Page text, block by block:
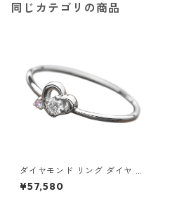
同じカテゴリの商品
ダイヤモンド リング ダイヤ ア
イスブルーダイヤ 合計0.06ct
8.5号 プラチナ Pt950 ハート
¥57,580